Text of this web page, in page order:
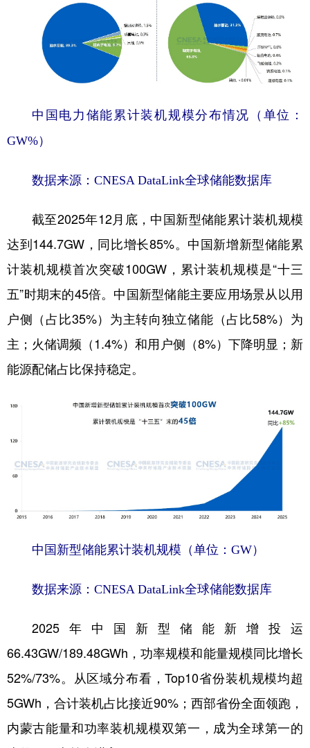
中国电力储能累计装机规模分布情况（单位：
GW%）
数据来源：CNESA DataLink全球储能数据库
截至2025年12月底，中国新型储能累计装机规模
达到144.7GW，同比增长85%。中国新增新型储能累
计装机规模首次突破100GW，累计装机规模是“十三
五”时期末的45倍。中国新型储能主要应用场景从以用
户侧（占比35%）为主转向独立储能（占比58%）为
主；火储调频（1.4%）和用户侧（8%）下降明显；新
能源配储占比保持稳定。
中国新型储能累计装机规模（单位：GW）
数据来源：CNESA DataLink全球储能数据库
2025年中国新型储能新增投运
66.43GW/189.48GWh，功率规模和能量规模同比增长
52%/73%。从区域分布看，Top10省份装机规模均超
5GWh，合计装机占比接近90%；西部省份全面领跑，
内蒙古能量和功率装机规模双第一，成为全球第一的